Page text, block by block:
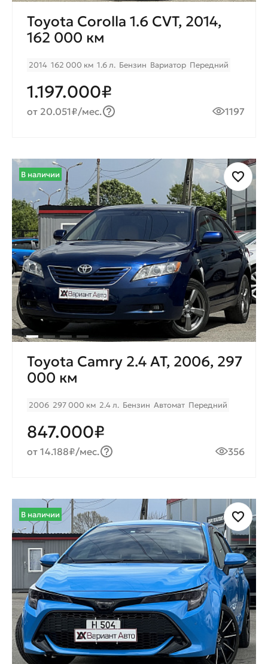
Toyota Corolla 1.6 CVT, 2014,
162 000 км
2014 162 000 км 1.6 л. Бензин Вариатор Передний
1.197.000₽
от 20.051₽/мес. 1197
В наличии
Toyota Camry 2.4 AT, 2006, 297
000 км
2006 297 000 км 2.4 л. Бензин Автомат Передний
847.000₽
от 14.188₽/мес. 356
В наличии